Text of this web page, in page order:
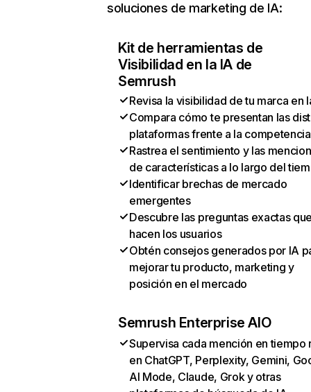
soluciones de marketing de IA:
Kit de herramientas de
Visibilidad en la IA de
Semrush
Revisa la visibilidad de tu marca en
Compara cómo te presentan las
plataformas frente a la competencia
Rastrea el sentimiento y las
de características a lo largo del
Identificar brechas de mercado
emergentes
Descubre las preguntas exactas
hacen los usuarios
Obtén consejos generados por IA
mejorar tu producto, marketing y
posición en el mercado
Semrush Enterprise AIO
Supervisa cada mención en tiempo
en ChatGPT, Perplexity, Gemini,
AI Mode, Claude, Grok y otras